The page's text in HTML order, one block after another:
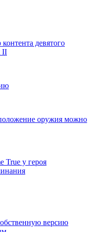
девятого
II
оружия можно
True у героя
версию